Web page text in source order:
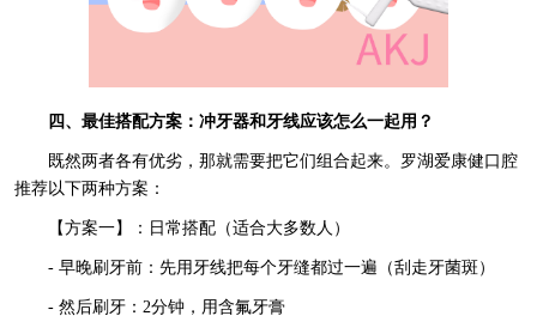
四、最佳搭配方案：冲牙器和牙线应该怎么一起用？
既然两者各有优劣，那就需要把它们组合起来。罗湖爱康健口腔
推荐以下两种方案：
【方案一】：日常搭配（适合大多数人）
- 早晚刷牙前：先用牙线把每个牙缝都过一遍（刮走牙菌斑）
- 然后刷牙：2分钟，用含氟牙膏